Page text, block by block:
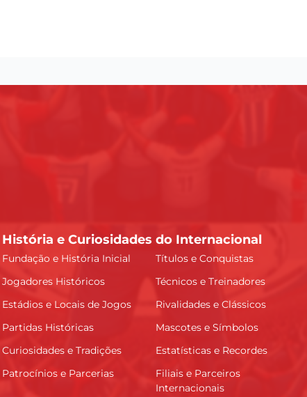
História e Curiosidades do Internacional
Fundação e História Inicial
Títulos e Conquistas
Jogadores Históricos
Técnicos e Treinadores
Estádios e Locais de Jogos
Rivalidades e Clássicos
Partidas Históricas
Mascotes e Símbolos
Curiosidades e Tradições
Estatísticas e Recordes
Patrocínios e Parcerias
Filiais e Parceiros
Internacionais